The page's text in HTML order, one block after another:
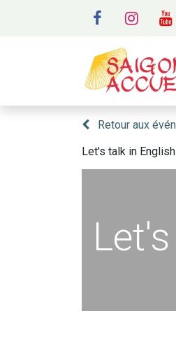
Retour aux
Let's talk in